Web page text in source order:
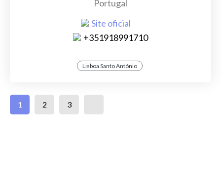
Portugal
Site oficial
+351918991710
Lisboa Santo António
1 2 3